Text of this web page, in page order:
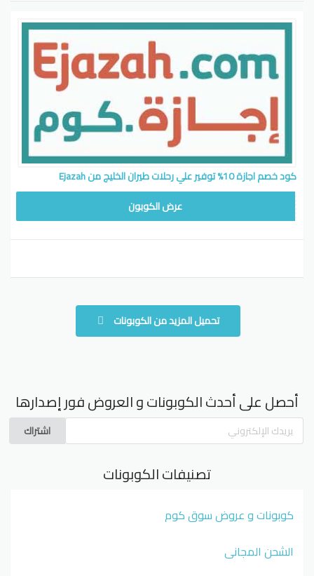
كود خصم اجازة 10% توفير علي رحلات طيران الخليج من Ejazah
عرض الكوبون
تحميل المزيد من الكوبونات
أحصل على أحدث الكوبونات و العروض فور إصدارها
اشتراك
تصنيفات الكوبونات
كوبونات و عروض سوق كوم
الشحن المجاني